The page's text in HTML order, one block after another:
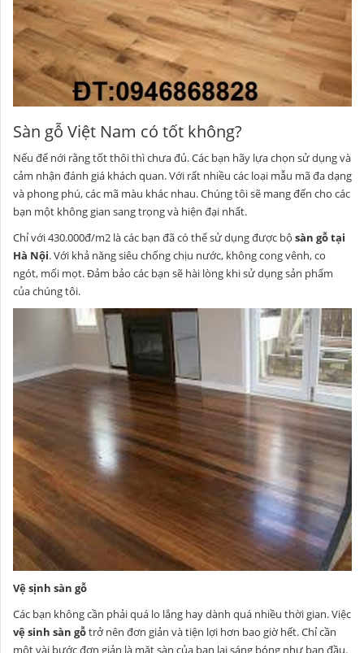
Sàn gỗ Việt Nam có tốt không?
Nếu để nới rằng tốt thôi thì chưa đủ. Các bạn hãy lựa chọn sử dụng và
cảm nhận đánh giá khách quan. Với rất nhiều các loại mẫu mã đa dạng
và phong phú, các mã màu khác nhau. Chúng tôi sẽ mang đến cho các
bạn một không gian sang trọng và hiện đại nhất.
Chỉ với 430.000đ/m2 là các bạn đã có thể sử dụng được bộ sàn gỗ tại
Hà Nội. Với khả năng siêu chống chịu nước, không cong vênh, co
ngót, mối mọt. Đảm bảo các bạn sẽ hài lòng khi sử dụng sản phẩm
của chúng tôi.
Vệ sịnh sàn gỗ
Các bạn không cần phải quá lo lắng hay dành quá nhiều thời gian. Việc
vệ sinh sàn gỗtrở nên đơn giản và tiện lợi hơn bao giờ hết. Chỉ cần
một vài bước đơn giản là mặt sàn của bạn lại sáng bóng như ban đầu.